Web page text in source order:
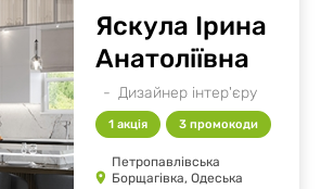
Дизайнер інтер'єру
Яскула Ірина
Анатоліївна
1 акція 3 промокоди
Петропавлівська
Борщагівка, Одеська